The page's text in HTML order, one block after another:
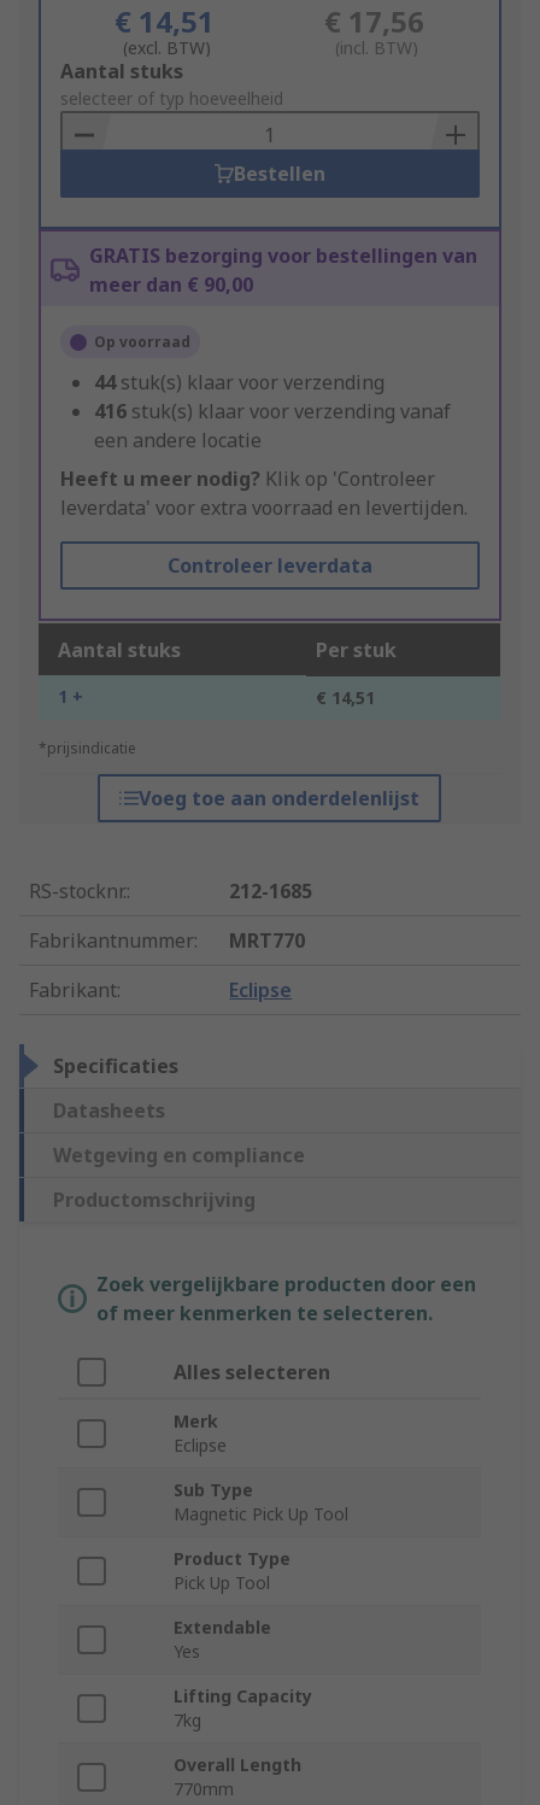
€ 14,51
(excl. BTW)
€ 17,56
(incl. BTW)
Add
to
Basket
Aantal stuks
selecteer of typ hoeveelheid
Bestellen
GRATIS bezorging voor bestellingen van
meer dan € 90,00
Op voorraad
44stuk(s) klaar voor verzending
416 stuk(s) klaar voor verzending vanaf
een andere locatie
Heeft u meer nodig? Klik op 'Controleer
leverdata' voor extra voorraad en levertijden.
Controleer leverdata
Aantal stuks Per stuk
1 + € 14,51
*prijsindicatie
Voeg toe aan onderdelenlijst
RS-stocknr.:
212-1685
Fabrikantnummer:
MRT770
Fabrikant: Eclipse
Specificaties
Datasheets
Wetgeving en compliance
Productomschrijving
Zoek vergelijkbare producten door een
of meer kenmerken te selecteren.
Alles selecteren
Merk
Eclipse
Sub Type
Magnetic Pick Up Tool
Product Type
Pick Up Tool
Extendable
Yes
Lifting Capacity
7kg
Overall Length
770mm